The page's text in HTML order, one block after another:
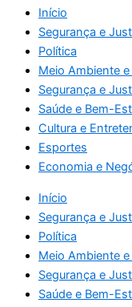
Início
Segurança e
Política
Meio Ambiente
Segurança e
Saúde e Bem-
Cultura e
Esportes
Economia e
Início
Segurança e
Política
Meio Ambiente
Segurança e
Saúde e Bem-